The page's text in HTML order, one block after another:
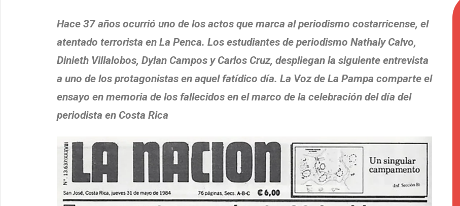
Hace 37 años ocurrió uno de los actos que marca al periodismo costarricense, el
atentado terrorista en La Penca. Los estudiantes de periodismo Nathaly Calvo,
Dinieth Villalobos, Dylan Campos y Carlos Cruz, despliegan la siguiente entrevista
a uno de los protagonistas en aquel fatídico día. La Voz de La Pampa comparte el
ensayo en memoria de los fallecidos en el marco de la celebración del día del
periodista en Costa Rica